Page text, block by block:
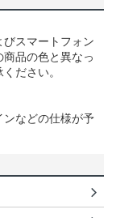
スマートフォン
品の色と異なっ
ださい。
ンなどの仕様が予